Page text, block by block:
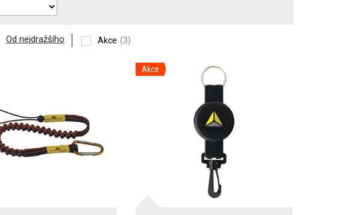
Od nejdražšího Akce (3)
Akce